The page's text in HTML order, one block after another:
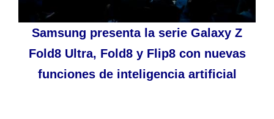
Samsung presenta la serie Galaxy Z
Fold8 Ultra, Fold8 y Flip8 con nuevas
funciones de inteligencia artificial